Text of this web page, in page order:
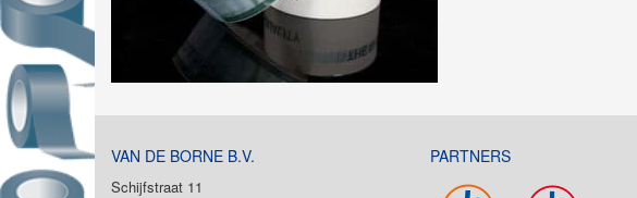
VAN DE BORNE B.V.
Schijfstraat 11
PARTNERS